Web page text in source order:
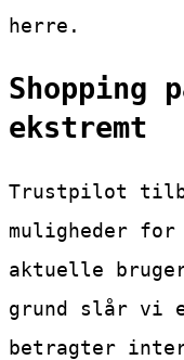
herre.
Shopping
ekstremt
Trustpilot
muligheder for
aktuelle
grund slår vi
betragter